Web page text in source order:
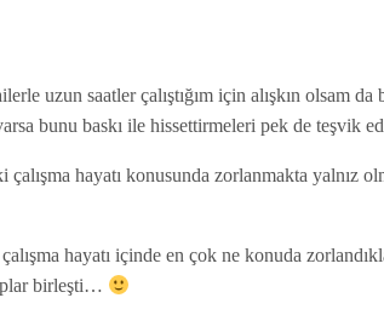
uzun saatler çalıştığım için alışkın olsam da
bunu baskı ile hissettirmeleri pek de teşvik
çalışma hayatı konusunda zorlanmakta yalnız
çalışma hayatı içinde en çok ne konuda
birleşti…